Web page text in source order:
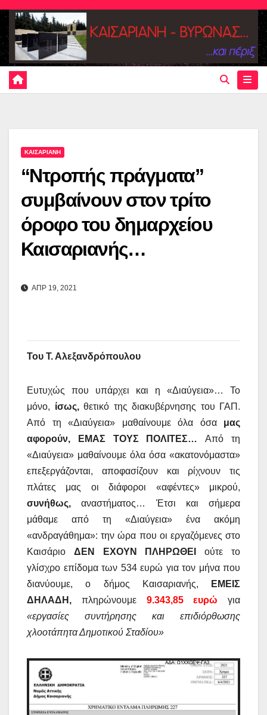
Skip
content
ΚΑΙΣΑΡΙΑΝΗ
“Ντροπής πράγματα”
συμβαίνουν στον τρίτο
όροφο του δημαρχείου
Καισαριανής…
ΑΠΡ 19, 2021
Του Τ. Αλεξανδρόπουλου
Ευτυχώς που υπάρχει και η «Διαύγεια»… Το
μόνο, ίσως,θετικό της διακυβέρνησης του ΓΑΠ.
Από τη «Διαύγεια» μαθαίνουμε όλα όσα μας
αφορούν, ΕΜΑΣ ΤΟΥΣ ΠΟΛΙΤΕΣ…Από τη
«Διαύγεια» μαθαίνουμε όλα όσα «ακατονόμαστα»
επεξεργάζονται, αποφασίζουν και ρίχνουν τις
πλάτες μας οι διάφοροι «αφέντες» μικρού,
συνήθως,αναστήματος… Έτσι και σήμερα
μάθαμε από τη «Διαύγεια» ένα ακόμη
«ανδραγάθημα»: την ώρα που οι εργαζόμενες στο
Καισάριο ΔΕΝ ΕΧΟΥΝ ΠΛΗΡΩΘΕΙ
ούτε το
γλίσχρο επίδομα των 534 ευρώ για τον μήνα που
διανύουμε, ο δήμος Καισαριανής, ΕΜΕΙΣ
ΔΗΛΑΔΗ, πληρώνουμε 9.343,85 ευρώ για
«εργασίες συντήρησης και επιδιόρθωσης
χλοοτάπητα Δημοτικού Σταδίου»